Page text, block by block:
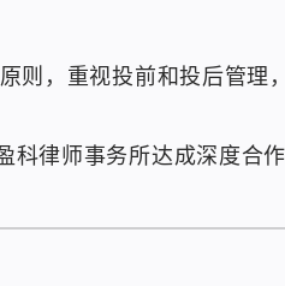
则，重视投前和投后管理
律师事务所达成深度合